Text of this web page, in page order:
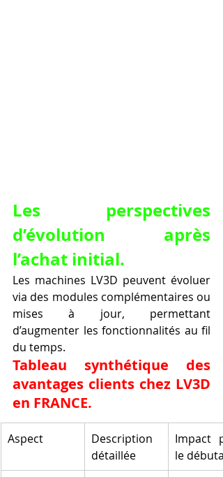
Les perspectives
d’évolution après
l’achat initial.
Les machines LV3D peuvent évoluer
via des modules complémentaires ou
mises à jour, permettant
d’augmenter les fonctionnalités au fil
du temps.
Tableau synthétique des
avantages clients chez LV3D
en FRANCE.
Aspect
Description
détaillée
Impact
le